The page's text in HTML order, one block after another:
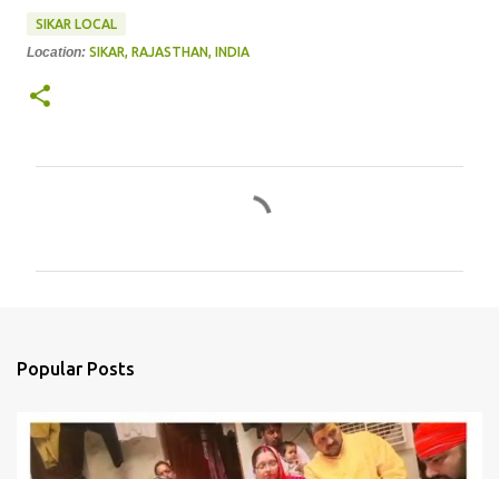
SIKAR LOCAL
Location: SIKAR, RAJASTHAN, INDIA
s
Popular Posts